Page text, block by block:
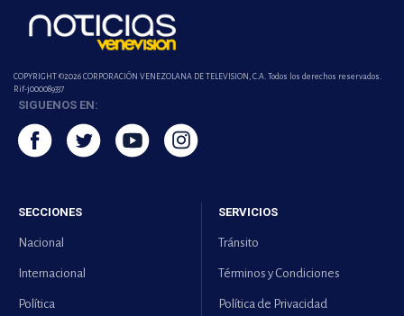
COPYRIGHT ©2026 CORPORACIÓN VENEZOLANA DE TELEVISION, C.A. Todos los derechos reservados.
Rif-j000089337
SIGUENOS EN:
SECCIONES
Nacional
Internacional
Política
SERVICIOS
Tránsito
Términos y Condiciones
Política de Privacidad